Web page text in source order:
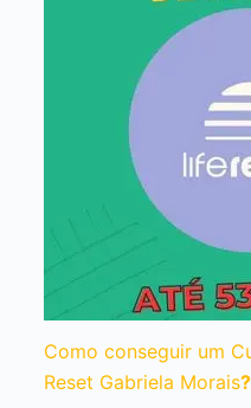
Como conseguir um
Reset Gabriela Morais?